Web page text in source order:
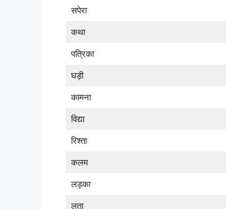
सपेरा
कथा
पत्रिका
घड़ी
कामना
विद्या
रिश्ता
कलम
लड़का
लता